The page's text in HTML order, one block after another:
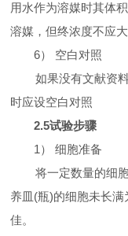
用水作为溶媒时其体
溶媒，但终浓度不应
6）
空白对照
如果没有文献资
时应设空白对照
2.5试验步骤
1 ）
细胞准备
将一定数量的细
养皿 (瓶)的细胞未长
佳。